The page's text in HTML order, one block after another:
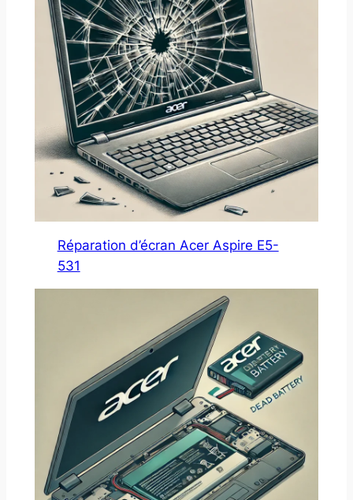
Réparation d’écran Acer Aspire E5-
531